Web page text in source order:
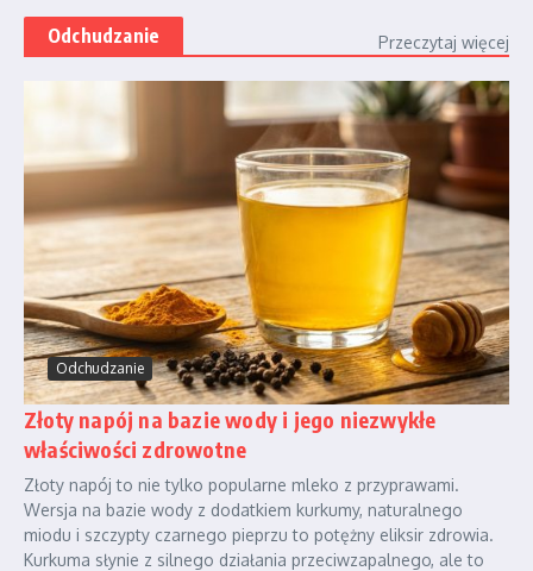
Odchudzanie Przeczytaj więcej
Odchudzanie
Złoty napój na bazie wody i jego niezwykłe
właściwości zdrowotne
Złoty napój to nie tylko popularne mleko z przyprawami.
Wersja na bazie wody z dodatkiem kurkumy, naturalnego
miodu i szczypty czarnego pieprzu to potężny eliksir zdrowia.
Kurkuma słynie z silnego działania przeciwzapalnego, ale to